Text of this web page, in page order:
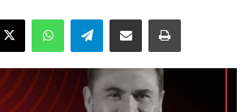
X WhatsAppTelegramEnviar vía email Imprimir